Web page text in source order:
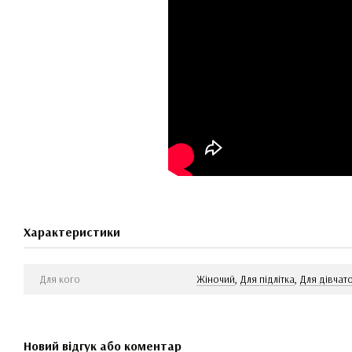
Характеристики
Для кого Жіночий Для підлітка Для
Новий відгук або коментар